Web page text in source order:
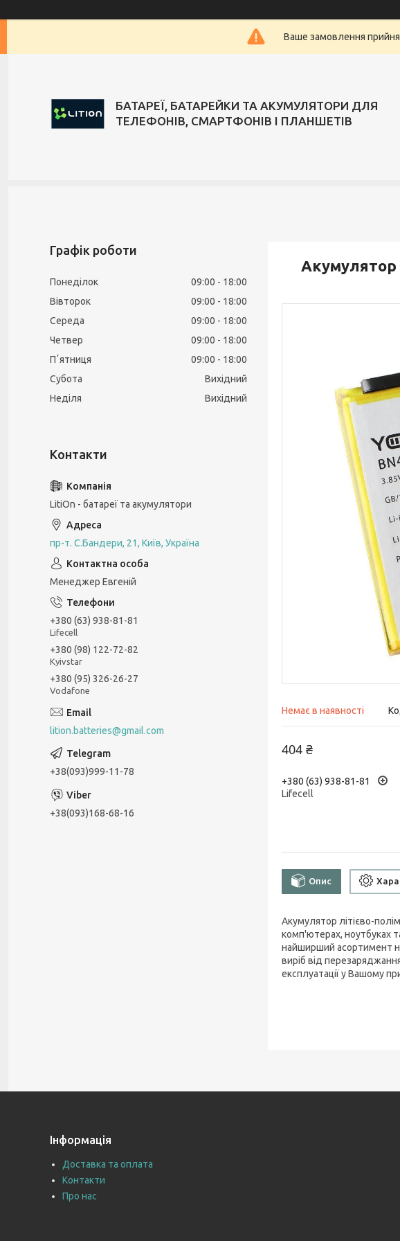
Ваше замовлення
БАТАРЕЇ, БАТАРЕЙКИ ТА АКУМУЛЯТОРИ ДЛЯ
ТЕЛЕФОНІВ, СМАРТФОНІВ І ПЛАНШЕТІВ
Акумулятор
Немає в наявності
404 ₴
+380 (63) 938-81-81
Lifecell
Опис
Акумулятор літієво-
комп'ютерах, ноутбуках
найширший асортимент
виріб від
експлуатації у Вашому
Графік роботи
Понеділок 09:00
18:00
Вівторок
09:00
18:00
Середа
09:00
18:00
Четвер
09:00
18:00
Пʼятниця
09:00
18:00
Субота
Вихідний
Неділя
Вихідний
LitiOn - батареї та акумулятори
пр-т. С.Бандери, 21, Київ, Україна
Менеджер Евгеній
+380 (63) 938-81-81
Lifecell
+380 (98) 122-72-82
Kyivstar
+380 (95) 326-26-27
Vodafone
lition.batteries@gmail.com
+38(093)999-11-78
+38(093)168-68-16
Інформація
Доставка та оплата
Контакти
Про нас